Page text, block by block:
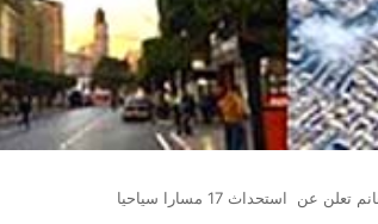
عن استحداث 17 مسارا سياحيا